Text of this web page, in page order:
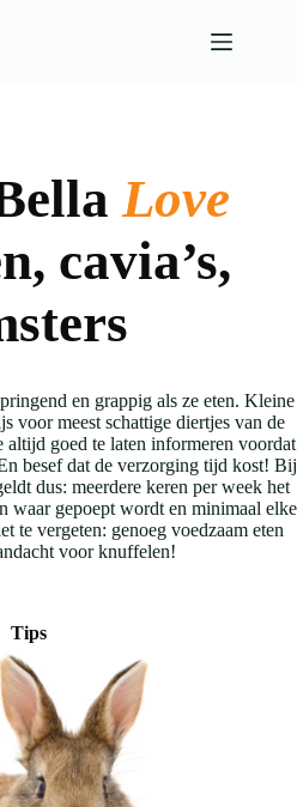
Love
cavia’s,
en grappig als ze eten. Kleine
voor meest schattige diertjes van de
altijd goed te laten informeren voordat
besef dat de verzorging tijd kost! Bij
dus: meerdere keren per week het
waar gepoept wordt en minimaal elke
te vergeten: genoeg voedzaam eten
voor knuffelen!
Tips